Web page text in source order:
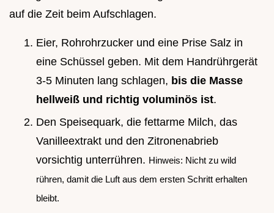
auf die Zeit beim Aufschlagen.
Eier, Rohrohrzucker und eine Prise Salz in
eine Schüssel geben. Mit dem Handrührgerät
3-5 Minuten lang schlagen, bis die Masse
hellweiß und richtig voluminös ist.
Den Speisequark, die fettarme Milch, das
Vanilleextrakt und den Zitronenabrieb
vorsichtig unterrühren. Hinweis: Nicht zu wild
rühren, damit die Luft aus dem ersten Schritt erhalten
bleibt.